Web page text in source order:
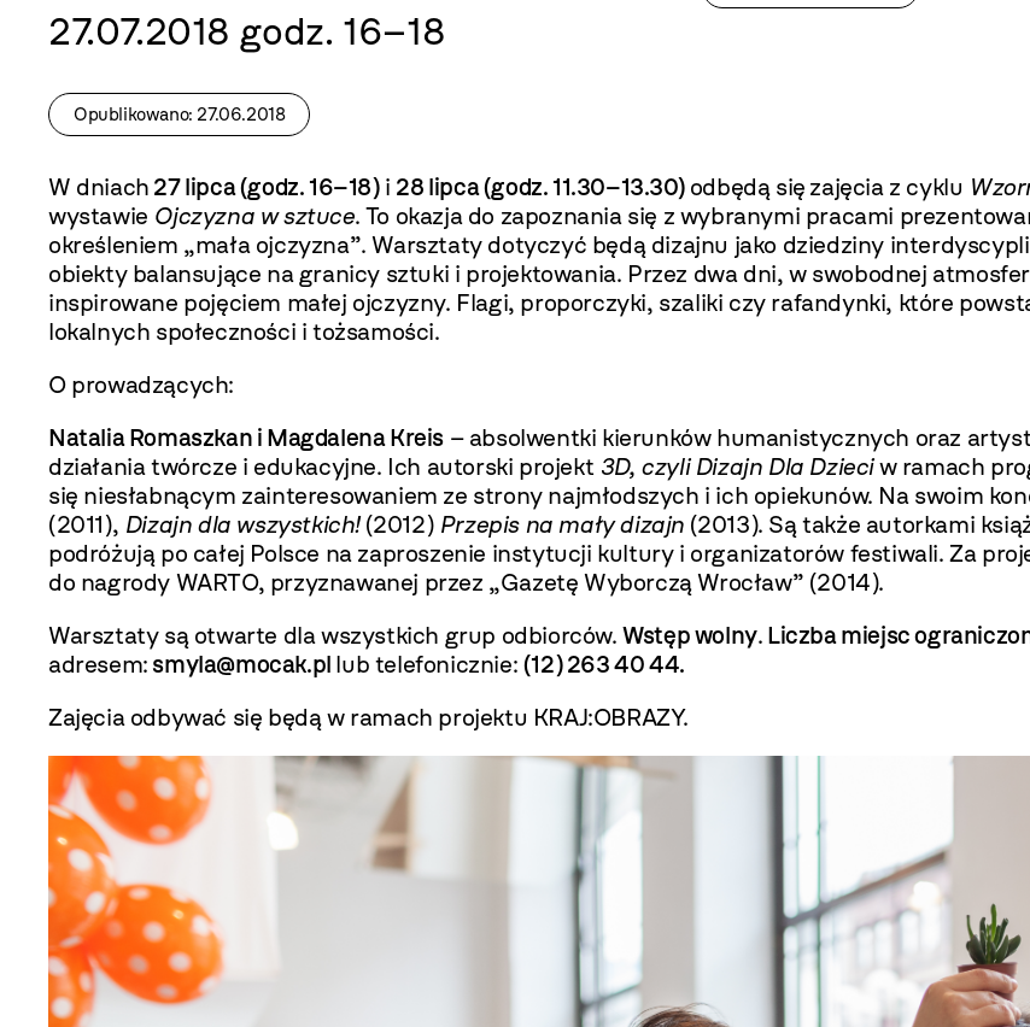
27.07.2018 godz. 16–18
Opublikowano: 27.06.2018
W dniach 27 lipca (godz. 16–18)i 28 lipca (godz. 11.30–13.30)odbędą się zajęcia z cyklu
wystawie Ojczyzna w sztuce. To okazja do zapoznania się z wybranymi pracami
określeniem „mała ojczyzna”. Warsztaty dotyczyć będą dizajnu jako dziedziny
obiekty balansujące na granicy sztuki i projektowania. Przez dwa dni, w swobodnej
inspirowane pojęciem małej ojczyzny. Flagi, proporczyki, szaliki czy rafandynki, które
lokalnych społeczności i tożsamości.
O prowadzących:
Natalia Romaszkan i Magdalena Kreis – absolwentki kierunków humanistycznych oraz
działania twórcze i edukacyjne. Ich autorski projekt 3D, czyli Dizajn Dla Dzieciw ramach
się niesłabnącym zainteresowaniem ze strony najmłodszych i ich opiekunów. Na swoim
(2011), Dizajn dla wszystkich!(2012) Przepis na mały dizajn (2013). Są także autorkami
podróżują po całej Polsce na zaproszenie instytucji kultury i organizatorów festiwali. Za
do nagrody WARTO, przyznawanej przez „Gazetę Wyborczą Wrocław” (2014).
Warsztaty są otwarte dla wszystkich grup odbiorców.Wstęp wolny. Liczba miejsc
adresem: smyla@mocak.pl lub telefonicznie: (12) 263 40 44.
Zajęcia odbywać się będą w ramach projektu KRAJ:OBRAZY.